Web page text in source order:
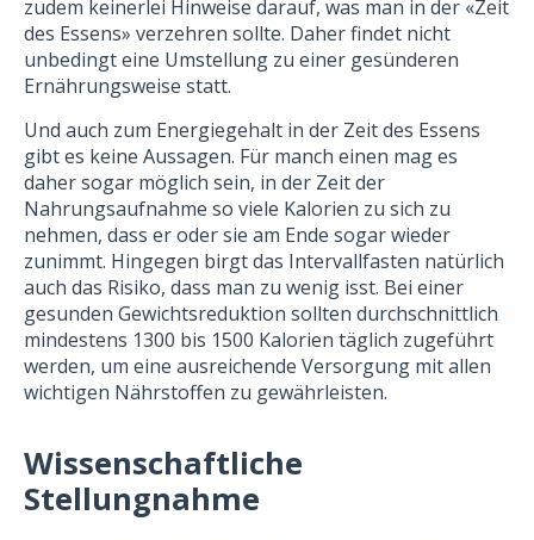
zudem keinerlei Hinweise darauf, was man in der «Zeit
des Essens» verzehren sollte. Daher findet nicht
unbedingt eine Umstellung zu einer gesünderen
Ernährungsweise statt.
Und auch zum Energiegehalt in der Zeit des Essens
gibt es keine Aussagen. Für manch einen mag es
daher sogar möglich sein, in der Zeit der
Nahrungsaufnahme so viele Kalorien zu sich zu
nehmen, dass er oder sie am Ende sogar wieder
zunimmt. Hingegen birgt das Intervallfasten natürlich
auch das Risiko, dass man zu wenig isst. Bei einer
gesunden Gewichtsreduktion sollten durchschnittlich
mindestens 1300 bis 1500 Kalorien täglich zugeführt
werden, um eine ausreichende Versorgung mit allen
wichtigen Nährstoffen zu gewährleisten.
Wissenschaftliche
Stellungnahme